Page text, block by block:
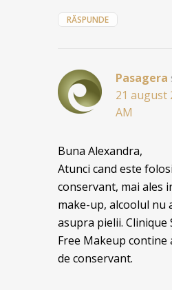
RĂSPUNDE
Pasagera
21 august
AM
Buna Alexandra,
Atunci cand este
conservant, mai ales
make-up, alcoolul nu
asupra pielii. Clinique
Free Makeup contine
de conservant.